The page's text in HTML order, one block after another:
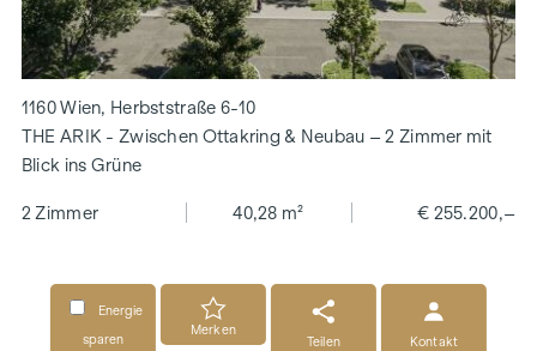
1160 Wien, Herbststraße 6-10
THE ARIK - Zwischen Ottakring & Neubau – 2 Zimmer mit
Blick ins Grüne
2 Zimmer 40,28 m² € 255.200,–
Energie
sparen
Merken
Teilen
Kontakt